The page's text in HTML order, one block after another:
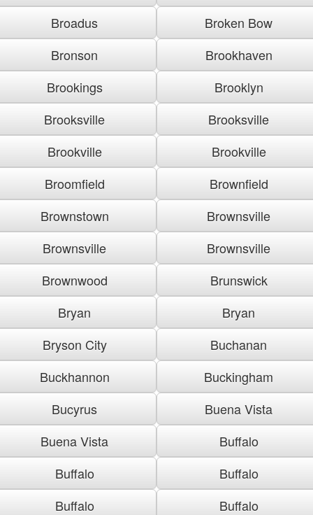
Broadus
Broken Bow
Bronson
Brookhaven
Brookings
Brooklyn
Brooksville
Brooksville
Brookville
Brookville
Broomfield
Brownfield
Brownstown
Brownsville
Brownsville
Brownsville
Brownwood
Brunswick
Bryan
Bryan
Bryson City
Buchanan
Buckhannon
Buckingham
Bucyrus
Buena Vista
Buena Vista
Buffalo
Buffalo
Buffalo
Buffalo
Buffalo